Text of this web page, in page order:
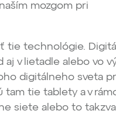
mozgom pri
tie technológie.
v lietadle alebo vo
digitálneho sveta
tam tie tablety a v
siete alebo to